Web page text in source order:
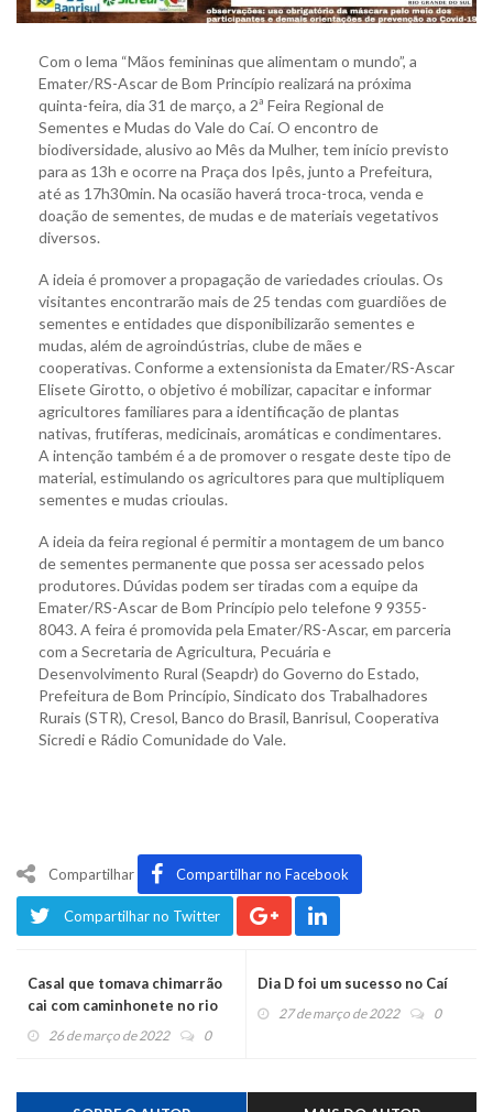
Com o lema “Mãos femininas que alimentam o mundo”, a
Emater/RS-Ascar de Bom Princípio realizará na próxima
quinta-feira, dia 31 de março, a 2ª Feira Regional de
Sementes e Mudas do Vale do Caí. O encontro de
biodiversidade, alusivo ao Mês da Mulher, tem início previsto
para as 13h e ocorre na Praça dos Ipês, junto a Prefeitura,
até as 17h30min. Na ocasião haverá troca-troca, venda e
doação de sementes, de mudas e de materiais vegetativos
diversos.
A ideia é promover a propagação de variedades crioulas. Os
visitantes encontrarão mais de 25 tendas com guardiões de
sementes e entidades que disponibilizarão sementes e
mudas, além de agroindústrias, clube de mães e
cooperativas. Conforme a extensionista da Emater/RS-Ascar
Elisete Girotto, o objetivo é mobilizar, capacitar e informar
agricultores familiares para a identificação de plantas
nativas, frutíferas, medicinais, aromáticas e condimentares.
A intenção também é a de promover o resgate deste tipo de
material, estimulando os agricultores para que multipliquem
sementes e mudas crioulas.
A ideia da feira regional é permitir a montagem de um banco
de sementes permanente que possa ser acessado pelos
produtores. Dúvidas podem ser tiradas com a equipe da
Emater/RS-Ascar de Bom Princípio pelo telefone 9 9355-
8043. A feira é promovida pela Emater/RS-Ascar, em parceria
com a Secretaria de Agricultura, Pecuária e
Desenvolvimento Rural (Seapdr) do Governo do Estado,
Prefeitura de Bom Princípio, Sindicato dos Trabalhadores
Rurais (STR), Cresol, Banco do Brasil, Banrisul, Cooperativa
Sicredi e Rádio Comunidade do Vale.
Compartilhar Compartilhar no Facebook
Compartilhar no Twitter
Casal que tomava chimarrão
cai com caminhonete no rio
26 de março de 2022 0
Dia D foi um sucesso no Caí
27 de março de 2022 0